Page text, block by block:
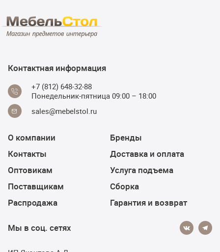
Контактная информация
+7 (812) 648-32-88
Понедельник-пятница 09:00 – 18:00
sales@mebelstol.ru
О компании
Контакты
Оптовикам
Поставщикам
Распродажа
Бренды
Доставка и оплата
Услуга подъема
Сборка
Гарантия и возврат
Мы в соц. сетях